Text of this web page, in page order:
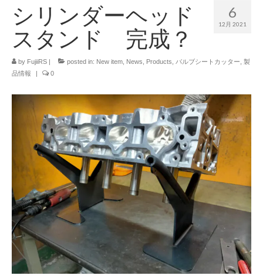
6
12月 2021
シリンダーヘッド
スタンド 完成？
by FujiiRS | posted in: New item News Products バルブシートカッター 製
品情報
| 0